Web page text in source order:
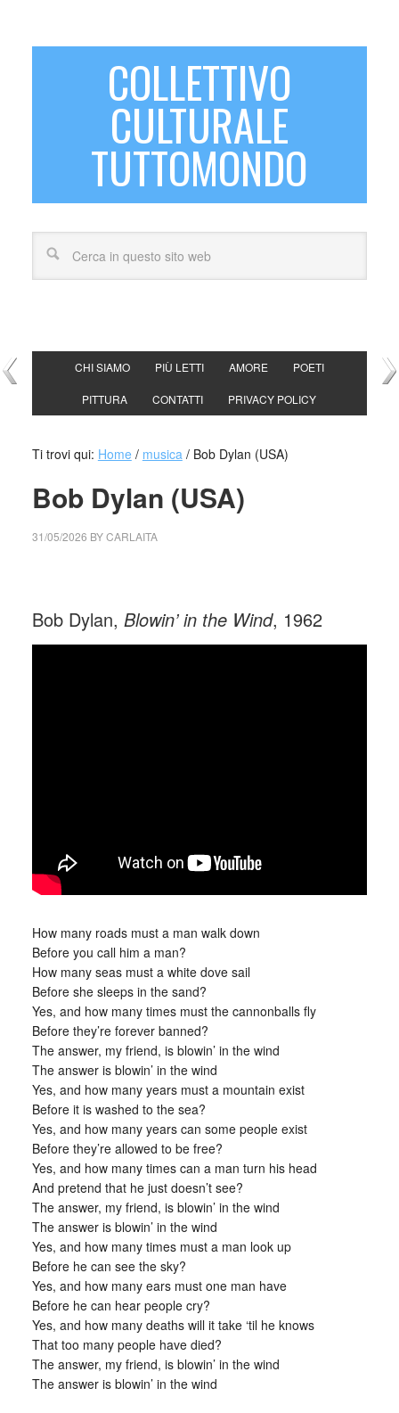
COLLETTIVO
CULTURALE
TUTTOMONDO
CHI SIAMO PIÙ LETTI AMORE POETI
PITTURA CONTATTI PRIVACY POLICY
Ti trovi qui: Home / musica /Bob Dylan (USA)
Bob Dylan (USA)
31/05/2026 BYCARLAITA
Bob Dylan, Blowin’ in the Wind, 1962
How many roads must a man walk down
Before you call him a man?
How many seas must a white dove sail
Before she sleeps in the sand?
Yes, and how many times must the cannonballs fly
Before they’re forever banned?
The answer, my friend, is blowin’ in the wind
The answer is blowin’ in the wind
Yes, and how many years must a mountain exist
Before it is washed to the sea?
Yes, and how many years can some people exist
Before they’re allowed to be free?
Yes, and how many times can a man turn his head
And pretend that he just doesn’t see?
The answer, my friend, is blowin’ in the wind
The answer is blowin’ in the wind
Yes, and how many times must a man look up
Before he can see the sky?
Yes, and how many ears must one man have
Before he can hear people cry?
Yes, and how many deaths will it take ‘til he knows
That too many people have died?
The answer, my friend, is blowin’ in the wind
The answer is blowin’ in the wind